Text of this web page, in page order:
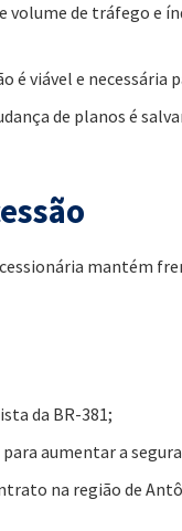
volume de tráfego e
é viável e necessária
de planos é
mantém
da BR-381;
aumentar a
na região de